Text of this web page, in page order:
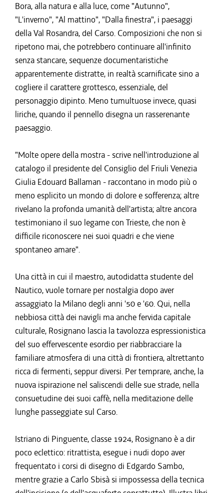
Bora, alla natura e alla luce, come "Autunno",
"L'inverno", "Al mattino", "Dalla finestra", i paesaggi
della Val Rosandra, del Carso. Composizioni che non si
ripetono mai, che potrebbero continuare all'infinito
senza stancare, sequenze documentaristiche
apparentemente distratte, in realtà scarnificate sino a
cogliere il carattere grottesco, essenziale, del
personaggio dipinto. Meno tumultuose invece, quasi
liriche, quando il pennello disegna un rasserenante
paesaggio.
"Molte opere della mostra - scrive nell'introduzione al
catalogo il presidente del Consiglio del Friuli Venezia
Giulia Edouard Ballaman - raccontano in modo più o
meno esplicito un mondo di dolore e sofferenza; altre
rivelano la profonda umanità dell'artista; altre ancora
testimoniano il suo legame con Trieste, che non è
difficile riconoscere nei suoi quadri e che viene
spontaneo amare".
Una città in cui il maestro, autodidatta studente del
Nautico, vuole tornare per nostalgia dopo aver
assaggiato la Milano degli anni '50 e '60. Qui, nella
nebbiosa città dei navigli ma anche fervida capitale
culturale, Rosignano lascia la tavolozza espressionistica
del suo effervescente esordio per riabbracciare la
familiare atmosfera di una città di frontiera, altrettanto
ricca di fermenti, seppur diversi. Per temprare, anche, la
nuova ispirazione nel saliscendi delle sue strade, nella
consuetudine dei suoi caffè, nella meditazione delle
lunghe passeggiate sul Carso.
Istriano di Pinguente, classe 1924, Rosignano è a dir
poco eclettico: ritrattista, esegue i nudi dopo aver
frequentato i corsi di disegno di Edgardo Sambo,
mentre grazie a Carlo Sbisà si impossessa della tecnica